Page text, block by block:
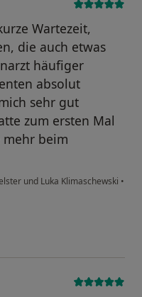
Wartezeit,
die auch etwas
häufiger
absolut
sehr gut
zum ersten Mal
mehr beim
und Luka Klimaschewski •